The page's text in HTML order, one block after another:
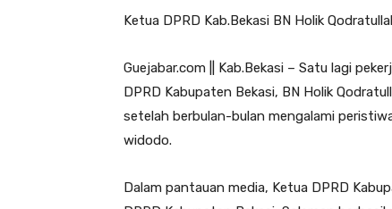
Ketua DPRD Kab.Bekasi BN Holik
Guejabar.com || Kab.Bekasi – Satu lagi
DPRD Kabupaten Bekasi, BN Holik
setelah berbulan-bulan mengalami
widodo.
Dalam pantauan media, Ketua DPRD